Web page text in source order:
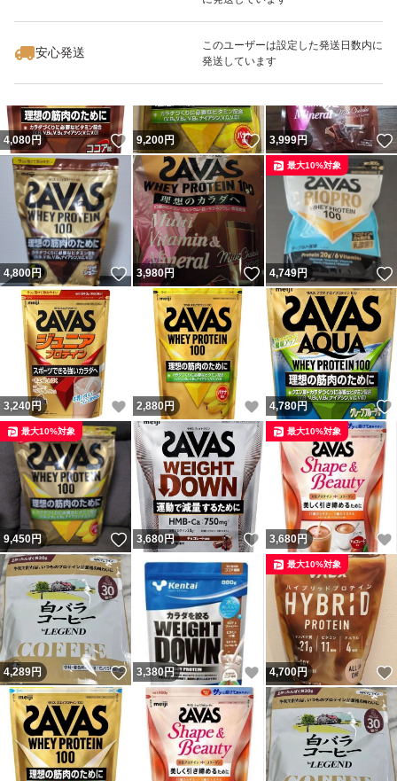
安心発送
このユーザーは設定した発送日数内に
発送しています
いいね！
3,780
4,080円 いいね！
9,200円 いいね！
3,999円
4,800円 いいね！
3,980円 いいね！
4,749円
最大10%対象
3,240円 いいね！
2,880円 いいね！
4,780円
9,450円 いいね！
最大10%対象
3,680円 いいね！
3,680円
最大10%対象
4,289円 いいね！
3,380円 いいね！
4,700円
最大10%対象